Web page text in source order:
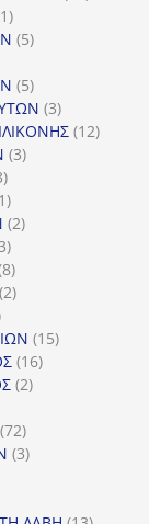
311
προϊόντα
55
55
προϊόντα
33
προϊόντα
1212
33
3
προϊόντα
11
προϊόν
22
3
προϊόντα
88
προϊόντα
22
1515
1616
22
7272
προϊόντα
33